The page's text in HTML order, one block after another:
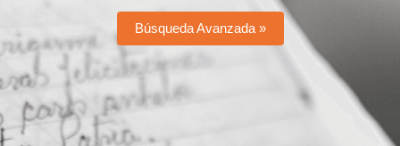
Búsqueda Avanzada »